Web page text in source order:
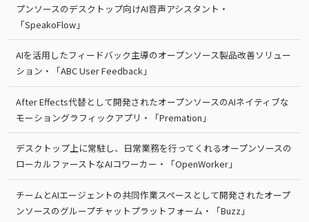
プンソースのデスクトップ向けAI音声アシスタント・
「SpeakoFlow」
AIを活用したフィードバック主導のオープンソース製品改善ソリュー
ション・「ABC User Feedback」
After Effects代替として開発されたオープンソースのAIネイティブな
モーショングラフィックアプリ・「Premation」
デスクトップ上に常駐し、日常業務を行ってくれるオープンソースの
ローカルファーストなAIコワーカー・「OpenWorker」
チームとAIエージェントの共同作業スペースとして開発されたオープ
ンソースのグループチャットプラットフォーム・「Buzz」